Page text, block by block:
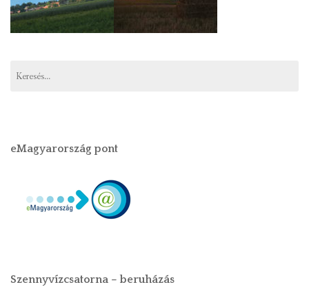
eMagyarország pont
Szennyvízcsatorna – beruházás